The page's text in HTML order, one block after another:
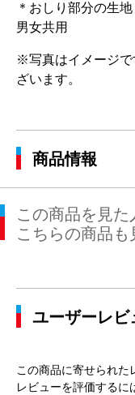
＊おしり部分の生地
男女共用
※写真はイメージで
ざいます。
商品情報
この商品を見た
こちらの商品も
ユーザーレビ
この商品に寄せられた
レビューを評価するに